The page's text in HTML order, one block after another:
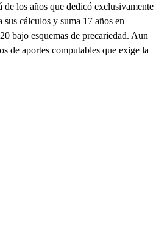
de los años que dedicó exclusivamente
cálculos y suma 17 años en
bajo esquemas de precariedad. Aun
de aportes computables que exige la